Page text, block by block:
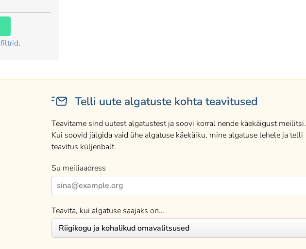
.
Telli uute algatuste kohta teavitused
Teavitame sind uutest algatustest ja soovi korral nende käekäigust meilitsi.
Kui soovid jälgida vaid ühe algatuse käekäiku, mine algatuse lehele ja telli
teavitus küljeribalt.
Su meiliaadress
Teavita, kui algatuse saajaks on…